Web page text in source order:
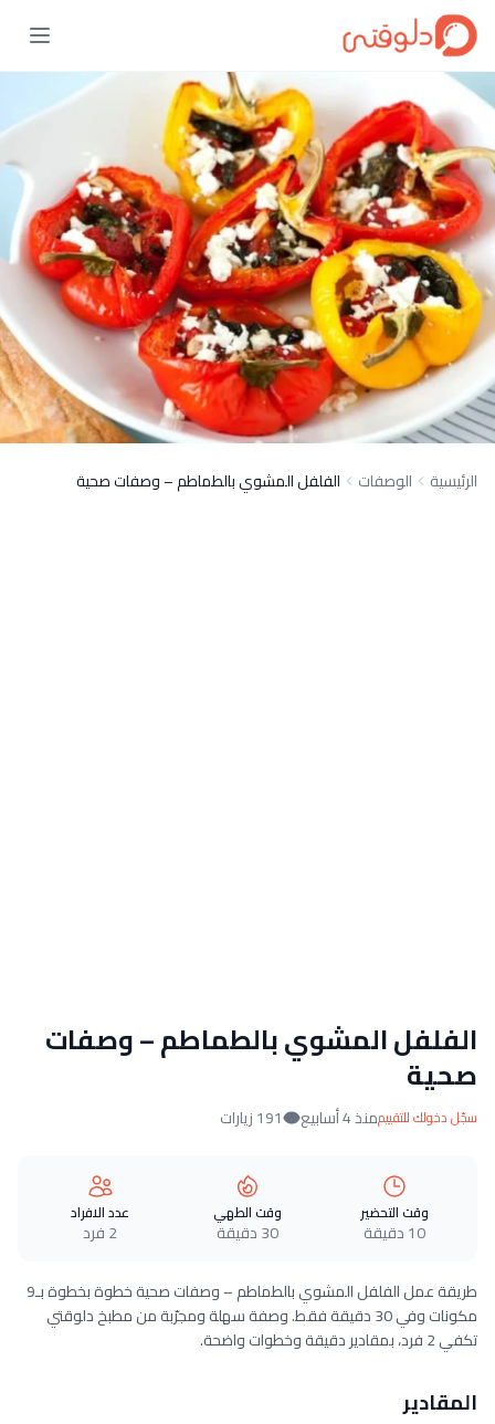
الرئيسية الوصفات الفلفل المشوي بالطماطم – وصفات صحية
الفلفل المشوي بالطماطم – وصفات
صحية
سجّل دخولك للتقييممنذ 4 أسابيع 191 زيارات
وقت التحضير
10 دقيقة
وقت الطهي
30 دقيقة
عدد الافراد
2 فرد
طريقة عمل الفلفل المشوي بالطماطم – وصفات صحية خطوة بخطوة بـ9
مكونات وفي 30 دقيقة فقط. وصفة سهلة ومجرّبة من مطبخ دلوقتي
تكفي 2 فرد، بمقادير دقيقة وخطوات واضحة.
المقادير